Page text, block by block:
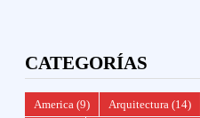
CATEGORÍAS
America (9) Arquitectura (14)